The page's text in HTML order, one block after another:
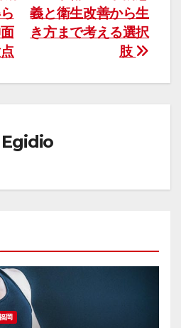
義と衛生改善から生
き方まで考える選択
肢
Egidio
岡